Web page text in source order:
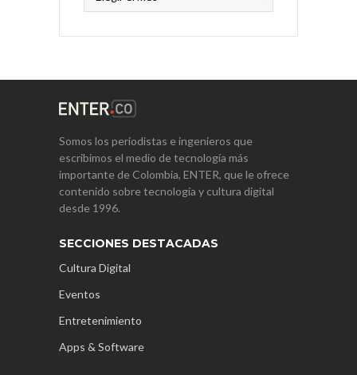
Somos los periodistas e ingenieros que
escribimos el medio de tecnología más
importante de Colombia, ENTER, que le ofrece
contenido sobre tecnología y cultura digital
desde 1996.
SECCIONES DESTACADAS
Cultura Digital
Eventos
Entretenimiento
Apps & Software